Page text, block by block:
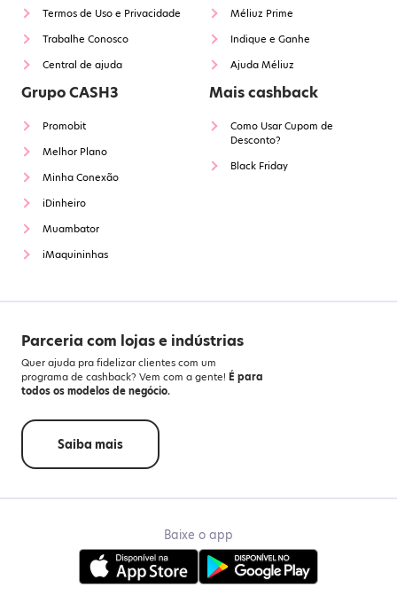
Termos de Uso e Privacidade
Trabalhe Conosco
Central de ajuda
Méliuz Prime
Indique e Ganhe
Ajuda Méliuz
Grupo CASH3
Promobit
Melhor Plano
Minha Conexão
iDinheiro
Muambator
iMaquininhas
Mais cashback
Como Usar Cupom de
Desconto?
Black Friday
Parceria com lojas e indústrias
Quer ajuda pra fidelizar clientes com um
programa de cashback? Vem com a gente! É para
todos os modelos de negócio.
Saiba mais
Baixe o app